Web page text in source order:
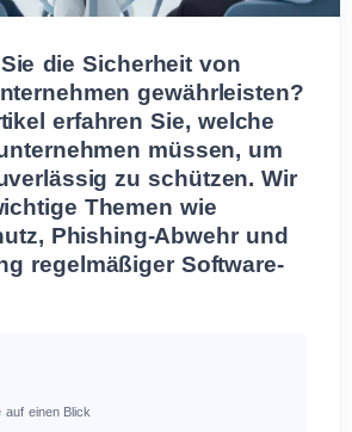
die Sicherheit von
gewährleisten?
erfahren Sie, welche
müssen, um
zu schützen. Wir
Themen wie
Phishing-Abwehr und
regelmäßiger Software-
auf einen Blick